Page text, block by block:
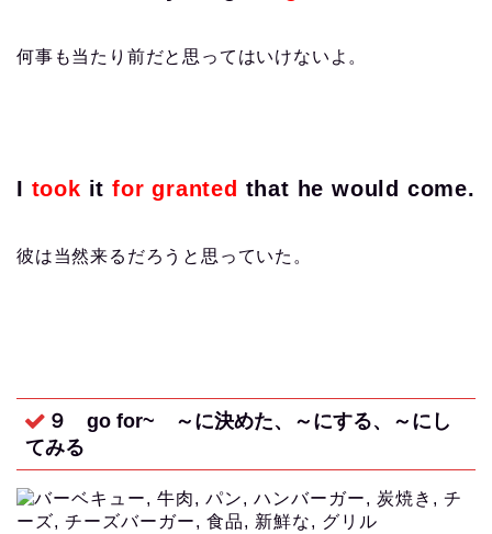
何事も当たり前だと思ってはいけないよ。
I took itfor granted that he would come.
彼は当然来るだろうと思っていた。
９ go for~
～に決めた、～にする、～にし
てみる